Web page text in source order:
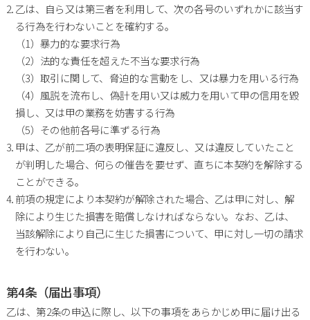
乙は、自ら又は第三者を利用して、次の各号のいずれかに該当す
る行為を行わないことを確約する。
（1）暴力的な要求行為
（2）法的な責任を超えた不当な要求行為
（3）取引に関して、脅迫的な言動をし、又は暴力を用いる行為
（4）風説を流布し、偽計を用い又は威力を用いて甲の信用を毀
損し、又は甲の業務を妨害する行為
（5）その他前各号に準ずる行為
甲は、乙が前二項の表明保証に違反し、又は違反していたこと
が判明した場合、何らの催告を要せず、直ちに本契約を解除する
ことができる。
前項の規定により本契約が解除された場合、乙は甲に対し、解
除により生じた損害を賠償しなければならない。なお、乙は、
当該解除により自己に生じた損害について、甲に対し一切の請求
を行わない。
第4条（届出事項）
乙は、第2条の申込に際し、以下の事項をあらかじめ甲に届け出る